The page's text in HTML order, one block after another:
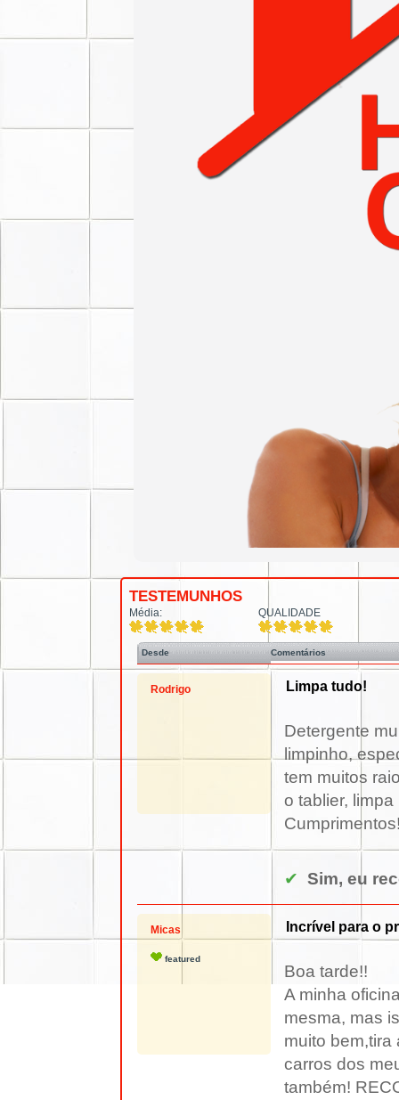
TESTEMUNHOS
Média: QUALIDADE
Desde Comentários
Rodrigo Limpa tudo!
Detergente
limpinho,
tem muitos
o tablier,
✔ Sim, eu
Micas
featured
Incrível para o
Boa tarde!!
A minha
mesma, mas
muito
carros dos
também!